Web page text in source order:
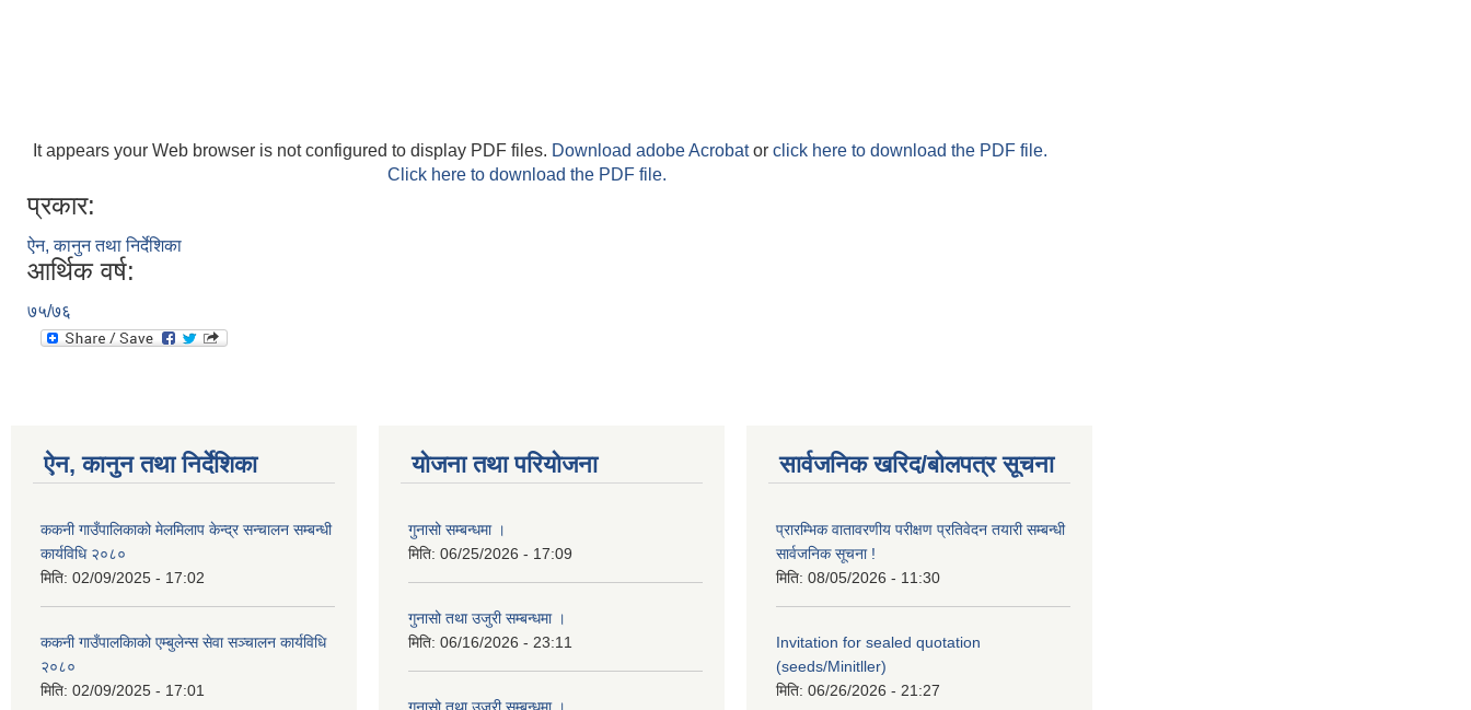
It appears your Web browser is not configured to display PDF files. Download adobe Acrobator click here to download the PDF file.
Click here to download the PDF file.
प्रकार:
ऐन, कानुन तथा निर्देशिका
आर्थिक वर्ष:
७५/७६
ऐन, कानुन तथा निर्देशिका
ककनी गाउँपालिकाको मेलमिलाप केन्द्र सन्चालन सम्बन्धी
कार्यविधि २०८०
मिति: 02/09/2025 - 17:02
ककनी गाउँपालकािको एम्बुलेन्स सेवा सञ्चालन कार्यविधि
२०८०
मिति: 02/09/2025 - 17:01
योजना तथा परियोजना
गुनासो सम्बन्धमा ।
मिति: 06/25/2026 - 17:09
गुनासो तथा उजुरी सम्बन्धमा ।
मिति: 06/16/2026 - 23:11
सार्वजनिक खरिद/बोलपत्र सूचना
प्रारम्भिक वातावरणीय परीक्षण प्रतिवेदन तयारी सम्बन्धी
सार्वजनिक सूचना !
मिति: 08/05/2026 - 11:30
Invitation for sealed quotation
(seeds/Minitller)
मिति: 06/26/2026 - 21:27